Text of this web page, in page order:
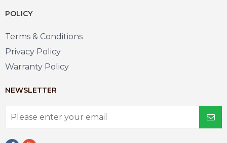
POLICY
Terms & Conditions
Privacy Policy
Warranty Policy
NEWSLETTER